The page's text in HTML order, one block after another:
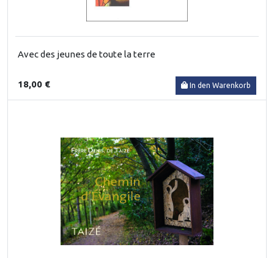
Avec des jeunes de toute la terre
18,00 € In den Warenkorb